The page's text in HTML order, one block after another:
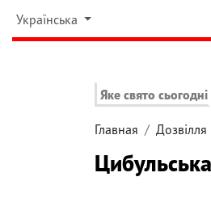
Українська
Яке свято сьогодні
Главная Дозвілля